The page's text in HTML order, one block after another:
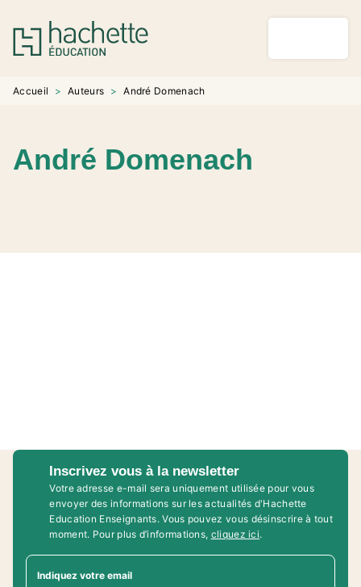
MENU RECHERCHE
PIED DE PAGE
Accueil > Auteurs > André Domenach
André Domenach
Inscrivez vous à la newsletter
Votre adresse e-mail sera uniquement utilisée pour vous
envoyer des informations sur les actualités d'Hachette
Education Enseignants. Vous pouvez vous désinscrire à tout
moment. Pour plus d’informations, cliquez ici.
Indiquez votre email